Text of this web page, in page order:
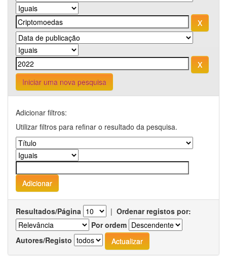
Iniciar uma nova pesquisa
Adicionar filtros:
Utilizar filtros para refinar o resultado da pesquisa.
Resultados/Página | Ordenar registos por:
Por ordem
Autores/Registo